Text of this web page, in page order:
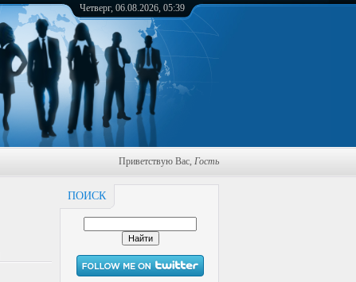
Четверг, 06.08.2026, 05:39
Приветствую Вас, Гость
ПОИСК